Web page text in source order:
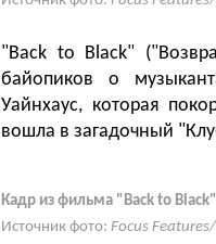
"Back to Black"
байопиков о
Уайнхаус, которая
вошла в загадочный
Кадр из фильма "Back to Black"
Источник фото: Focus